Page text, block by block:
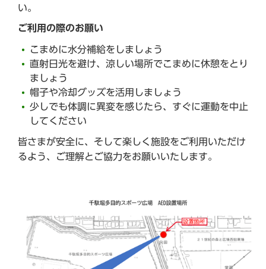
い。
ご利用の際のお願い
こまめに水分補給をしましょう
直射日光を避け、涼しい場所でこまめに休憩をとり
ましょう
帽子や冷却グッズを活用しましょう
少しでも体調に異変を感じたら、すぐに運動を中止
してください
皆さまが安全に、そして楽しく施設をご利用いただけ
るよう、ご理解とご協力をお願いいたします。